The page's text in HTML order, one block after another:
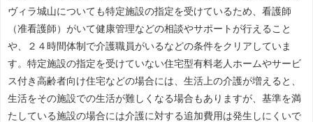
ヴィラ城山についても特定施設の指定を受けているため、看護師
（准看護師）がいて健康管理などの相談やサポートが行えること
や、２４時間体制で介護職員がいるなどの条件をクリアしていま
す。特定施設の指定を受けていない住宅型有料老人ホームやサービ
ス付き高齢者向け住宅などの場合には、生活上の介護が増えると、
生活をその施設での生活が難しくなる場合もありますが、基準を満
たしている施設の場合には介護に対する追加費用は発生しにくいで